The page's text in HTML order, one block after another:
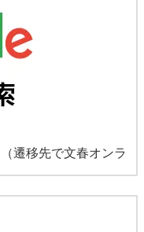
（遷移先で文春オンラ